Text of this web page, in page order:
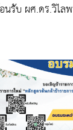
รับ ผศ.ดร.วิไล
านจากคณะ
หวัดนนทบุรี